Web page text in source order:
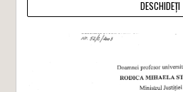
DESCHIDEȚI